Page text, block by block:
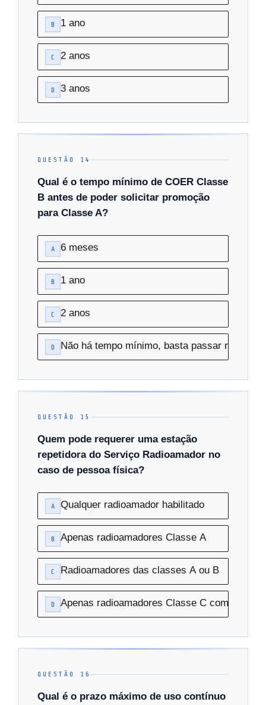
B 1 ano
C 2 anos
D 3 anos
QUESTÃO 14
Qual é o tempo mínimo de COER Classe
B antes de poder solicitar promoção
para Classe A?
A 6 meses
B 1 ano
C 2 anos
D Não há tempo mínimo, basta passar na prova
QUESTÃO 15
Quem pode requerer uma estação
repetidora do Serviço Radioamador no
caso de pessoa física?
A Qualquer radioamador habilitado
B Apenas radioamadores Classe A
C Radioamadores das classes A ou B
D Apenas radioamadores Classe C com mais
QUESTÃO 16
Qual é o prazo máximo de uso contínuo